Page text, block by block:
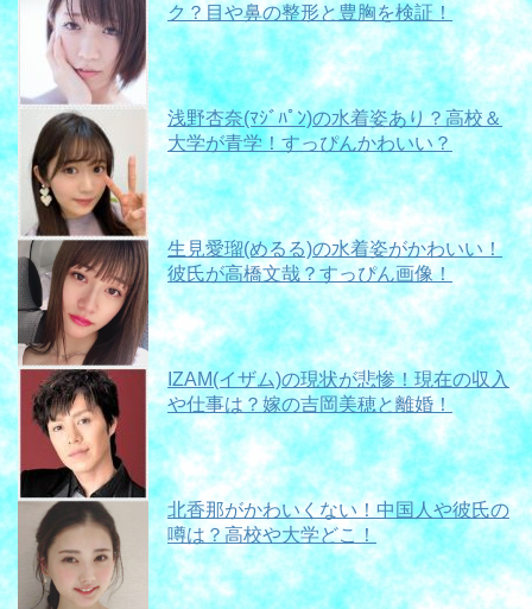
ク？目や鼻の整形と豊胸を検証！
浅野杏奈(ﾏｼﾞﾊﾟﾝ)の水着姿あり？高校＆
大学が青学！すっぴんかわいい？
生見愛瑠(めるる)の水着姿がかわいい！
彼氏が高橋文哉？すっぴん画像！
IZAM(イザム)の現状が悲惨！現在の収入
や仕事は？嫁の吉岡美穂と離婚！
北香那がかわいくない！中国人や彼氏の
噂は？高校や大学どこ！